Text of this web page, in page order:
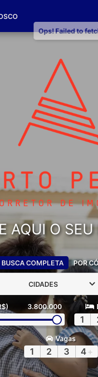
AQUI O
BUSCA COMPLETA POR
CIDADES
3.800.000
1
Vagas
1 2 3 4 +